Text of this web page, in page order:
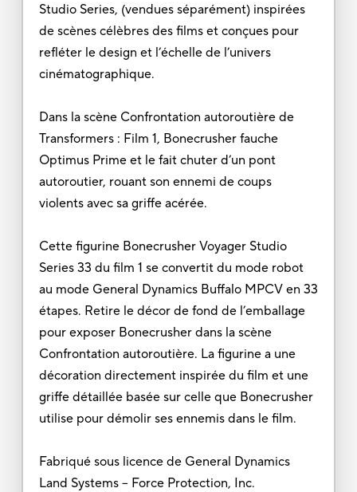
Studio Series, (vendues séparément) inspirées
de scènes célèbres des films et conçues pour
refléter le design et l’échelle de l’univers
cinématographique.
Dans la scène Confrontation autoroutière de
Transformers : Film 1, Bonecrusher fauche
Optimus Prime et le fait chuter d’un pont
autoroutier, rouant son ennemi de coups
violents avec sa griffe acérée.
Cette figurine Bonecrusher Voyager Studio
Series 33 du film 1 se convertit du mode robot
au mode General Dynamics Buffalo MPCV en 33
étapes. Retire le décor de fond de l’emballage
pour exposer Bonecrusher dans la scène
Confrontation autoroutière. La figurine a une
décoration directement inspirée du film et une
griffe détaillée basée sur celle que Bonecrusher
utilise pour démolir ses ennemis dans le film.
Fabriqué sous licence de General Dynamics
Land Systems – Force Protection, Inc.